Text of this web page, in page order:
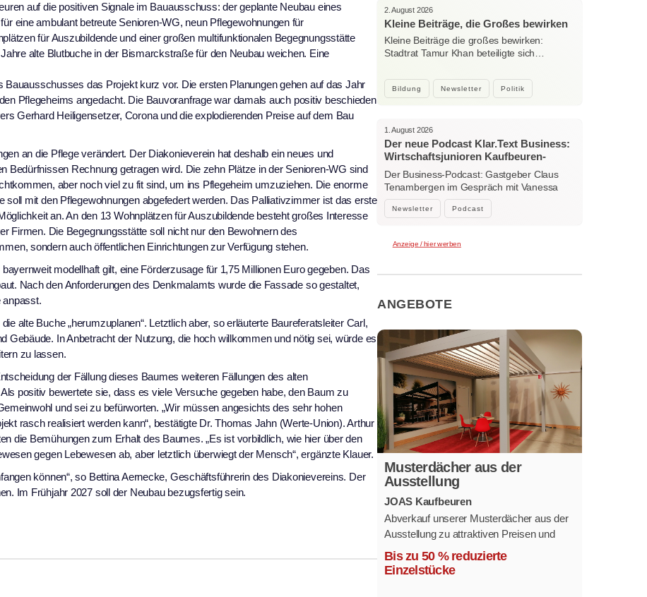
auf die positiven Signale im Bauausschuss: der geplante Neubau eines
eine ambulant betreute Senioren-WG, neun Pflegewohnungen für
für Auszubildende und einer großen multifunktionalen Begegnungsstätte
alte Blutbuche in der Bismarckstraße für den Neubau weichen. Eine
Bauausschusses das Projekt kurz vor. Die ersten Planungen gehen auf das Jahr
Pflegeheims angedacht. Die Bauvoranfrage war damals auch positiv beschieden
Gerhard Heiligensetzer, Corona und die explodierenden Preise auf dem Bau
an die Pflege verändert. Der Diakonieverein hat deshalb ein neues und
Bedürfnissen Rechnung getragen wird. Die zehn Plätze in der Senioren-WG sind
aber noch viel zu fit sind, um ins Pflegeheim umzuziehen. Die enorme
soll mit den Pflegewohnungen abgefedert werden. Das Palliativzimmer ist das erste
an. An den 13 Wohnplätzen für Auszubildende besteht großes Interesse
Firmen. Die Begegnungsstätte soll nicht nur den Bewohnern des
sondern auch öffentlichen Einrichtungen zur Verfügung stehen.
modellhaft gilt, eine Förderzusage für 1,75 Millionen Euro gegeben. Das
Nach den Anforderungen des Denkmalamts wurde die Fassade so gestaltet,
alte Buche „herumzuplanen“. Letztlich aber, so erläuterte Baureferatsleiter Carl,
Gebäude. In Anbetracht der Nutzung, die hoch willkommen und nötig sei, würde es
zu lassen.
der Fällung dieses Baumes weiteren Fällungen des alten
positiv bewertete sie, dass es viele Versuche gegeben habe, den Baum zu
und sei zu befürworten. „Wir müssen angesichts des sehr hohen
rasch realisiert werden kann“, bestätigte Dr. Thomas Jahn (Werte-Union). Arthur
die Bemühungen zum Erhalt des Baumes. „Es ist vorbildlich, wie hier über den
gegen Lebewesen ab, aber letztlich überwiegt der Mensch“, ergänzte Klauer.
können“, so Bettina Aernecke, Geschäftsführerin des Diakonievereins. Der
Im Frühjahr 2027 soll der Neubau bezugsfertig sein.
Bildung Newsletter Politik
2. August 2026
Kleine Beiträge, die Großes bewirken
Kleine Beiträge die großes bewirken:
Stadtrat Tamur Khan beteiligte sich…
Newsletter Podcast
1. August 2026
Der neue Podcast Klar.Text Business:
Wirtschaftsjunioren Kaufbeuren-
Ostallgäu – Menschen, Ideen und
starke Verbindungen
Der Business-Podcast: Gastgeber Claus
Tenambergen im Gespräch mit Vanessa
Bockhorni…
Anzeige / hier werben
ANGEBOTE
Musterdächer aus der
Ausstellung
JOAS Kaufbeuren
Abverkauf unserer Musterdächer aus der
Ausstellung zu attraktiven Preisen und
sofort verfügbar.
Mehrere Modelle in verschiedenen
Bis zu 50 % reduzierte
Einzelstücke